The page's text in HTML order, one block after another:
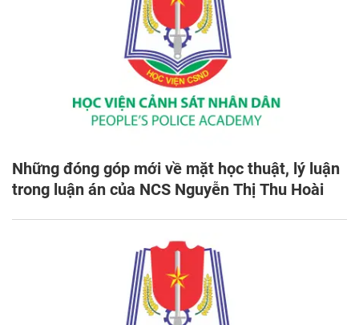
Những đóng góp mới về mặt học thuật, lý luận
trong luận án của NCS Nguyễn Thị Thu Hoài